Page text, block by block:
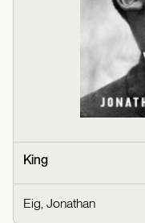
King
Eig, Jonathan